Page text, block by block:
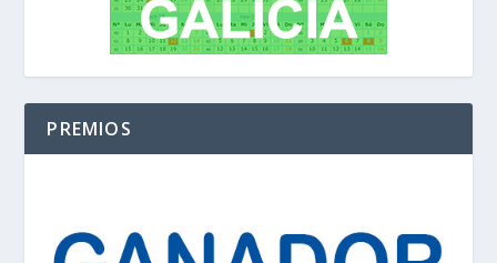
PREMIOS